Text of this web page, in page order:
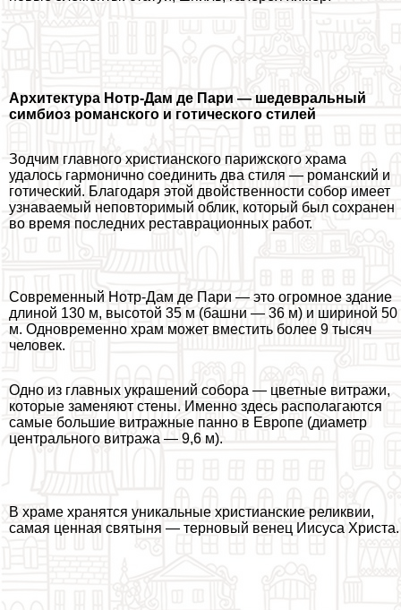
Архитектура Нотр-Дам де Пари — шедевральный
симбиоз романского и готического стилей
Зодчим главного христианского парижского храма
удалось гармонично соединить два стиля — романский и
готический. Благодаря этой двойственности собор имеет
узнаваемый неповторимый облик, который был сохранен
во время последних реставрационных работ.
Современный Нотр-Дам де Пари — это огромное здание
длиной 130 м, высотой 35 м (башни — 36 м) и шириной 50
м. Одновременно храм может вместить более 9 тысяч
человек.
Одно из главных украшений собора — цветные витражи,
которые заменяют стены. Именно здесь располагаются
самые большие витражные панно в Европе (диаметр
центрального витража — 9,6 м).
В храме хранятся уникальные христианские реликвии,
самая ценная святыня — терновый венец Иисуса Христа.